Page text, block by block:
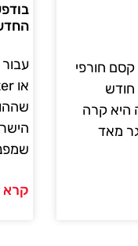
חורפי
היא קרה
מאד
קרא